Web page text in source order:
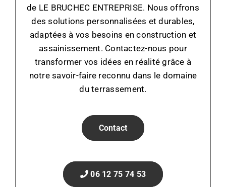
de LE BRUCHEC ENTREPRISE. Nous offrons
des solutions personnalisées et durables,
adaptées à vos besoins en construction et
assainissement. Contactez-nous pour
transformer vos idées en réalité grâce à
notre savoir-faire reconnu dans le domaine
du terrassement.
Contact
06 12 75 74 53